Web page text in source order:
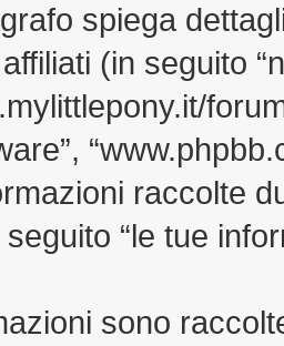
spiega
(in seguito
raccolte
“le tue
sono